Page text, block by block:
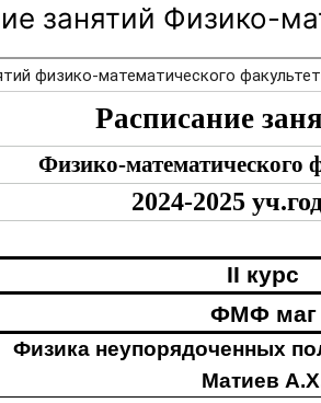
занятий Физико-